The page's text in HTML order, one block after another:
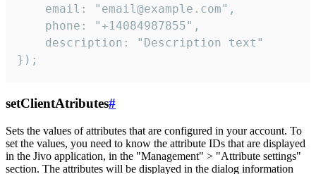
    email: "email@example.com",
    phone: "+14084987855",
    description: "Description text"
});
setClientAtributes#
Sets the values ​​of attributes that are configured in your account. To
set the values, you need to know the attribute IDs that are displayed
in the Jivo application, in the "Management" > "Attribute settings"
section. The attributes will be displayed in the dialog information